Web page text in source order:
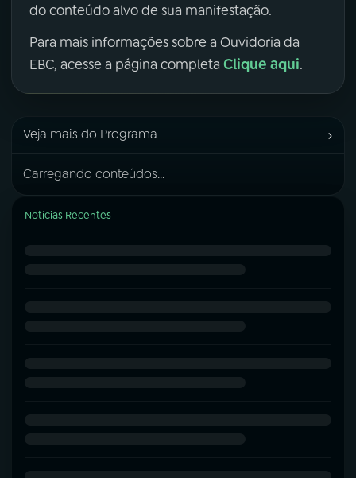
do conteúdo alvo de sua manifestação.
Para mais informações sobre a Ouvidoria da
EBC, acesse a página completa Clique aqui.
Veja mais do Programa ›
Carregando conteúdos...
Notícias Recentes